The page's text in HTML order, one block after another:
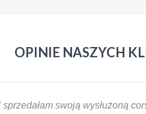
OPINIE NASZYCH
swoją wysłużoną